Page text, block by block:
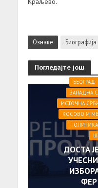
Ознаке Биографија
Погледајте још
БЕОГРАД
ЗАПАДНА
ИСТОЧНА
КОСОВО И
ПОЛИТИКА
ДОСТА